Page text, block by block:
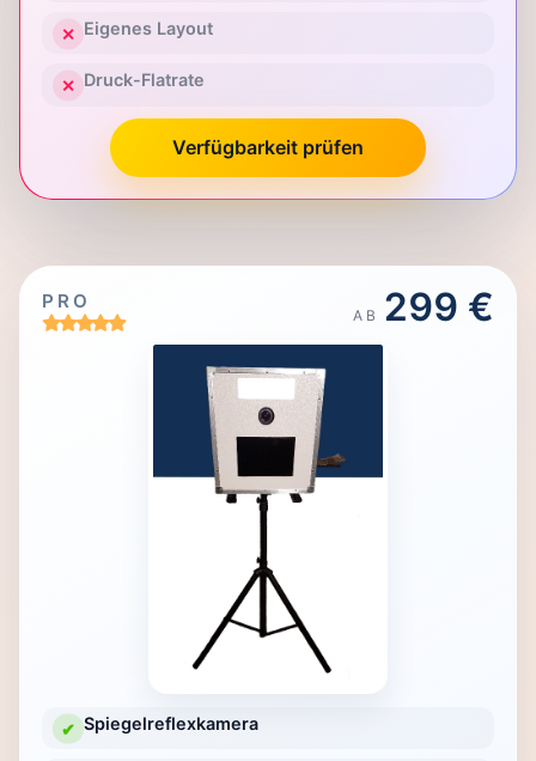
✕ Eigenes Layout
✕ Druck-Flatrate
Verfügbarkeit prüfen
PRO
AB 299 €
✔ Spiegelreflexkamera